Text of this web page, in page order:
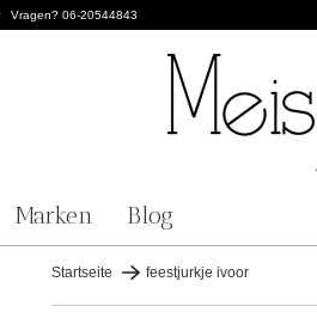
Vragen? 06-20544843
Marken Blog
Startseite feestjurkje ivoor